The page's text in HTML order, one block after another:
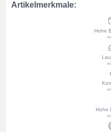
Artikelmerkmale:
Hohe
Hohe